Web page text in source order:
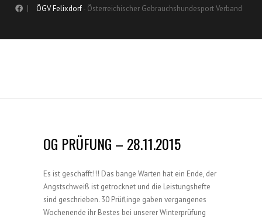
| ÖGV Felixdorf- Österreichischer Gebrauchshundesport Verband
OG PRÜFUNG – 28.11.2015
Es ist geschafft!!! Das bange Warten hat ein Ende, der
Angstschweiß ist getrocknet und die Leistungshefte
sind geschrieben. 30 Prüflinge gaben vergangenes
Wochenende ihr Bestes bei unserer Winterprüfung